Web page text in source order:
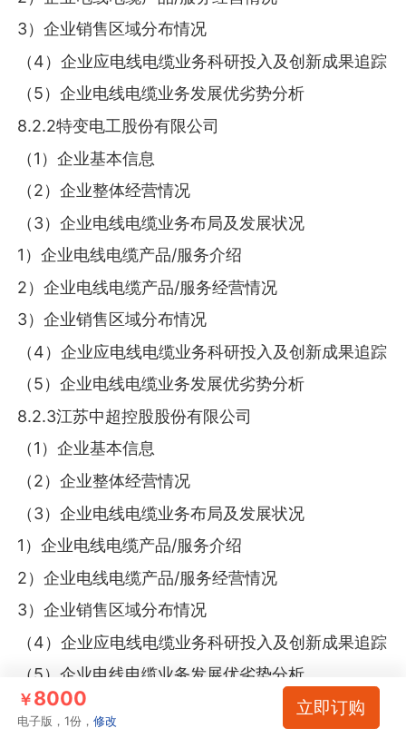
3）企业销售区域分布情况
（4）企业应电线电缆业务科研投入及创新成果追踪
（5）企业电线电缆业务发展优劣势分析
8.2.2特变电工股份有限公司
（1）企业基本信息
（2）企业整体经营情况
（3）企业电线电缆业务布局及发展状况
1）企业电线电缆产品/服务介绍
2）企业电线电缆产品/服务经营情况
3）企业销售区域分布情况
（4）企业应电线电缆业务科研投入及创新成果追踪
（5）企业电线电缆业务发展优劣势分析
8.2.3江苏中超控股股份有限公司
（1）企业基本信息
（2）企业整体经营情况
（3）企业电线电缆业务布局及发展状况
1）企业电线电缆产品/服务介绍
2）企业电线电缆产品/服务经营情况
3）企业销售区域分布情况
（4）企业应电线电缆业务科研投入及创新成果追踪
（5）企业电线电缆业务发展优劣势分析
8.2.4青岛汉缆股份有限公司
￥8000
电子版，1份，修改
立即订购